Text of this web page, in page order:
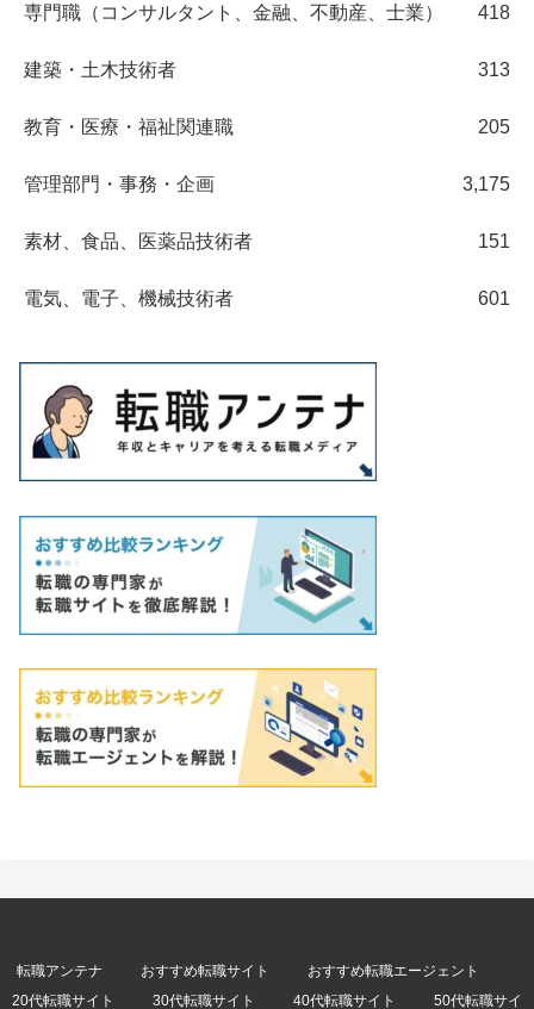
専門職（コンサルタント、金融、不動産、士業） 418
建築・土木技術者 313
教育・医療・福祉関連職 205
管理部門・事務・企画 3,175
素材、食品、医薬品技術者 151
電気、電子、機械技術者 601
転職アンテナ おすすめ転職サイト
おすすめ転職エージェント
20代転職サイト
30代転職サイト 40代転職サイト 50代転職サイ